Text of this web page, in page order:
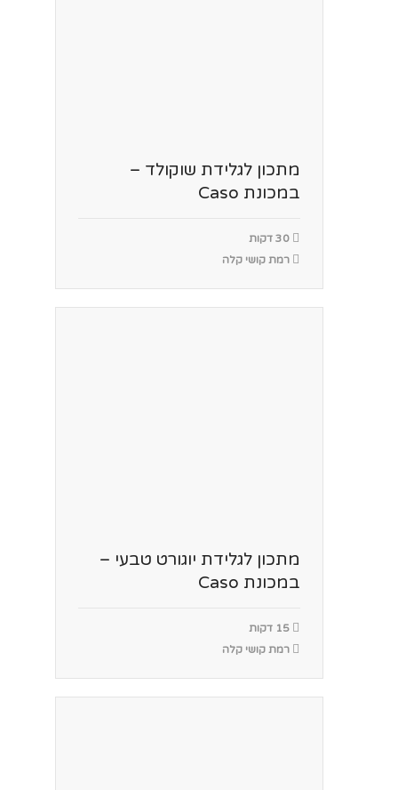
מתכון לגלידת שוקולד –
במכונת Caso
30 דקות
רמת קושי קלה
מתכון לגלידת יוגורט טבעי –
במכונת Caso
15 דקות
רמת קושי קלה